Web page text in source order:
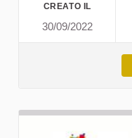
CREATO IL
30/09/2022